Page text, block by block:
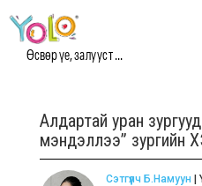
Өсвөр үе, залууст ...
Алдартай уран
мэндэллээ” зургийн
Сэтгүүлч Б.Намуун |